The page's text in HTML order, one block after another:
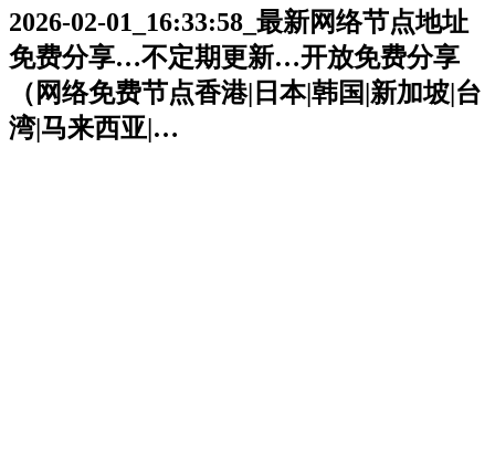
2026-02-01_16:33:58_最新网络节点地址
免费分享…不定期更新…开放免费分享
（网络免费节点香港|日本|韩国|新加坡|台
湾|马来西亚|…